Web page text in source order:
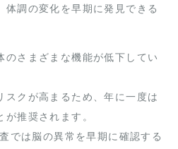
体調の変化を早期に発見できる
のさまざまな機能が低下してい
スクが高まるため、年に一度は
推奨されます。
では脳の異常を早期に確認する